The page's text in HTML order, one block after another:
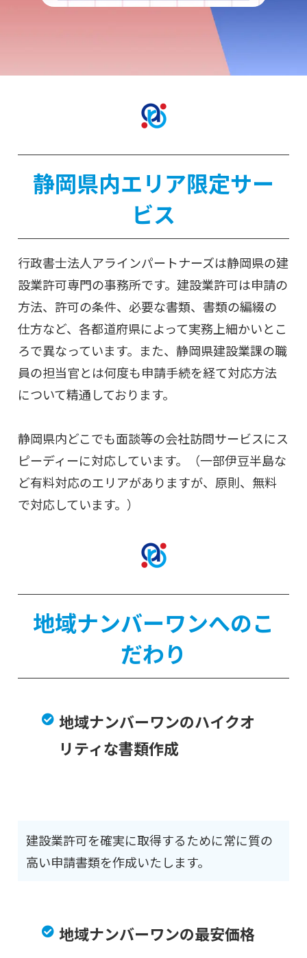
静岡県内エリア限定サー
ビス
行政書士法人アラインパートナーズは静岡県の建
設業許可専門の事務所です。建設業許可は申請の
方法、許可の条件、必要な書類、書類の編綴の
仕方など、各都道府県によって実務上細かいとこ
ろで異なっています。また、静岡県建設業課の職
員の担当官とは何度も申請手続を経て対応方法
について精通しております。
静岡県内どこでも面談等の会社訪問サービスにス
ピーディーに対応しています。（一部伊豆半島な
ど有料対応のエリアがありますが、原則、無料
で対応しています。）
地域ナンバーワンへのこ
だわり
地域ナンバーワンのハイクオ
リティな書類作成
建設業許可を確実に取得するために常に質の
高い申請書類を作成いたします。
地域ナンバーワンの最安価格